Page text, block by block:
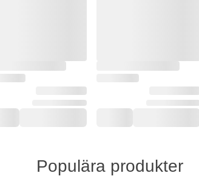
Populära produkter